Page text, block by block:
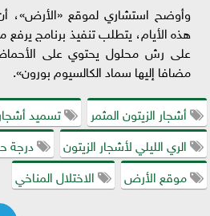
وأوضح استشاري لموقع «الأرض»، أن
هذه الأيام، يتطلب تنفيذ برنامج يرفع
على رش محلول يحتوي على الأحماض
مضافا إليها سماد الكالسيوم بورون».
أشجار الزيتون المثمر
تسميد
الري الليلي لأشجار الزيتون
درجة
موقع الأرض
الاختلال المناخي